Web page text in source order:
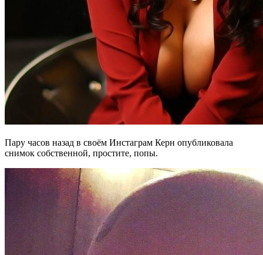
Пару часов назад в своём Инстаграм Керн опубликовала
снимок собственной, простите, попы.